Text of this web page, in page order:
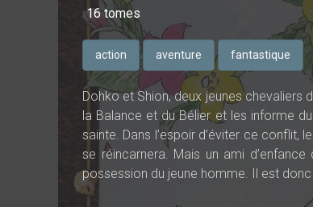
16tomes
action aventure fantastique
Dohko et Shion, deux jeunes chevaliers
la Balance et du Bélier et les informe
sainte. Dans l’espoir d’éviter ce conflit,
se réincarnera. Mais un ami
possession du jeune homme. Il est